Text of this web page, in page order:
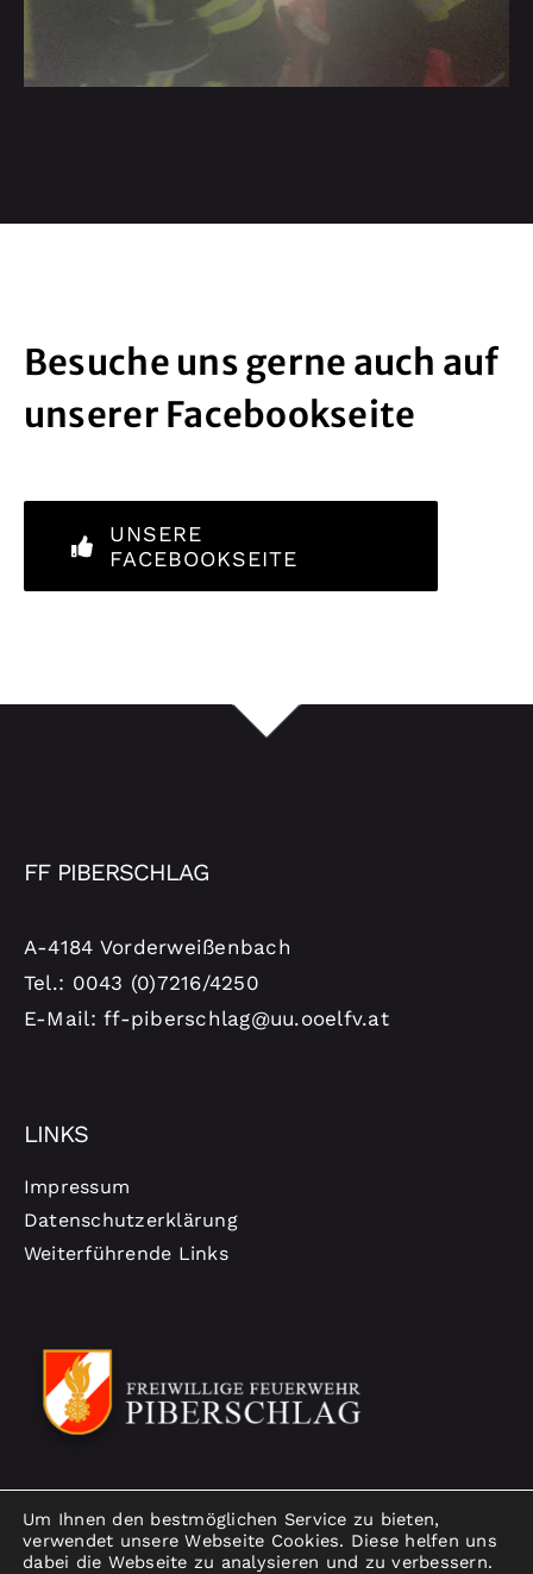
Besuche uns gerne auch auf
unserer Facebookseite
UNSERE
FACEBOOKSEITE
FF PIBERSCHLAG
A-4184 Vorderweißenbach
Tel.: 0043 (0)7216/4250
E-Mail: ff-piberschlag@uu.ooelfv.at
LINKS
Impressum
Datenschutzerklärung
Weiterführende Links
Um Ihnen den bestmöglichen Service zu bieten,
verwendet unsere Webseite Cookies. Diese helfen uns
dabei die Webseite zu analysieren und zu verbessern.